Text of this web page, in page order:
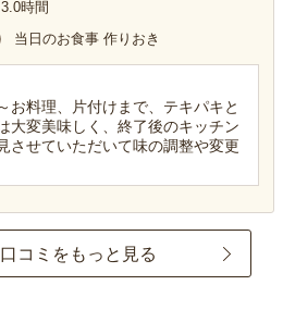
3.0時間
当日のお食事 作りおき
お料理、片付けまで、テキパキと
大変美味しく、終了後のキッチン
させていただいて味の調整や変更
コミをもっと見る